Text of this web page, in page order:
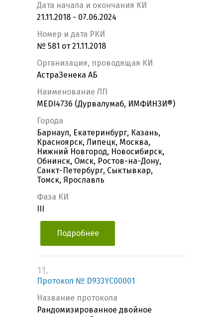
Дата начала и окончания КИ
21.11.2018 - 07.06.2024
Номер и дата РКИ
№ 581 от 21.11.2018
Организация, проводящая КИ
АстраЗенека АБ
Наименование ЛП
MEDI4736 (Дурвалумаб, ИМФИНЗИ®)
Города
Барнаул, Екатеринбург, Казань,
Красноярск, Липецк, Москва,
Нижний Новгород, Новосибирск,
Обнинск, Омск, Ростов-на-Дону,
Санкт-Петербург, Сыктывкар,
Томск, Ярославль
Фаза КИ
Подробнее
11.
Протокол № D933YC00001
Название протокола
Рандомизированное двойное